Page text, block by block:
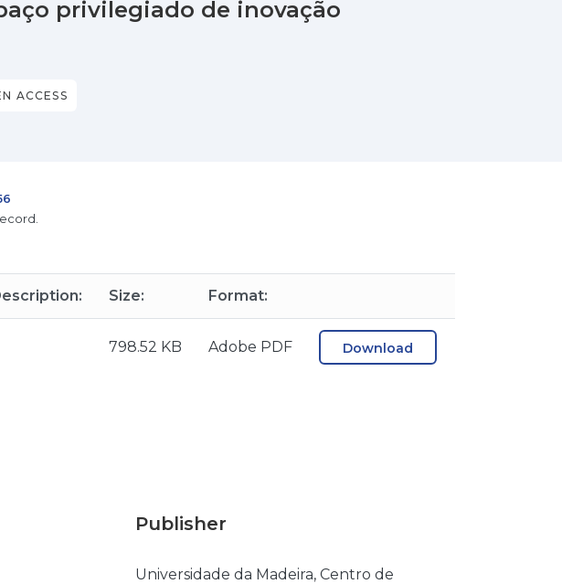
privilegiado de inovação
ACCESS
Size: Format:
798.52 KB Adobe PDF Download
Publisher
Universidade da Madeira, Centro de